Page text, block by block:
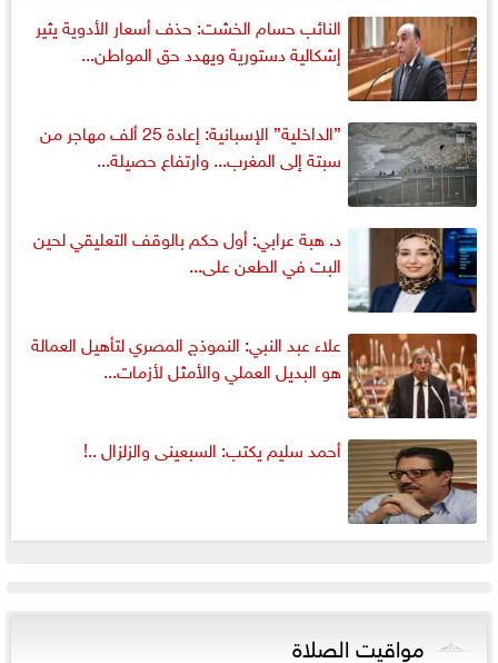
النائب حسام الخشت: حذف أسعار الأدوية يثير
إشكالية دستورية ويهدد حق المواطن...
”الداخلية” الإسبانية: إعادة 25 ألف مهاجر من
سبتة إلى المغرب... وارتفاع حصيلة...
د. هبة عرابي: أول حكم بالوقف التعليقي لحين
البت في الطعن على...
علاء عبد النبي: النموذج المصري لتأهيل العمالة
هو البديل العملي والأمثل لأزمات...
أحمد سليم يكتب: السبعينى والزلزال ..!
مواقيت الصلاة